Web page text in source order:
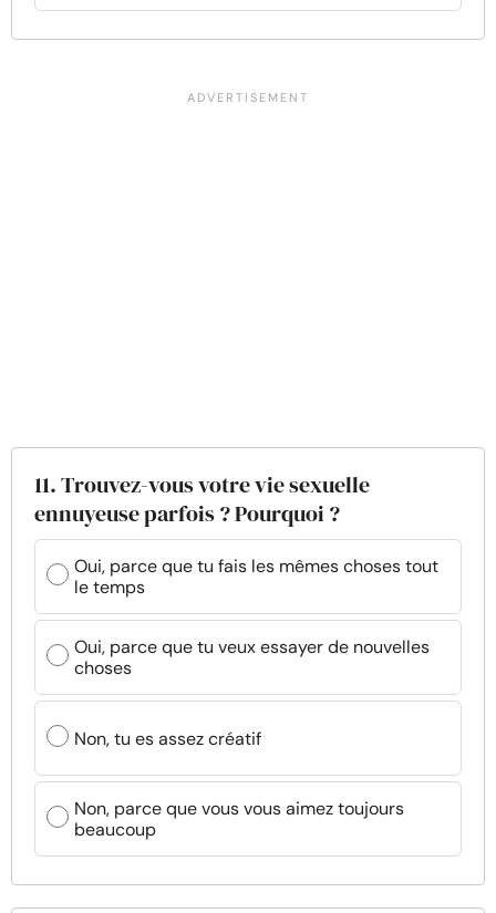
11. Trouvez-vous votre vie sexuelle
ennuyeuse parfois ? Pourquoi ?
Oui, parce que tu fais les mêmes choses tout
le temps
Oui, parce que tu veux essayer de nouvelles
choses
Non, tu es assez créatif
Non, parce que vous vous aimez toujours
beaucoup